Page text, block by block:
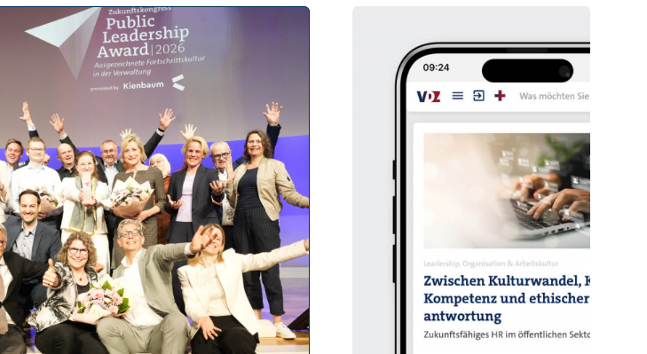
Sozialversicherungssystems.
Im Zentrum stehen die fünf Säulen
der Sozialversicherung und ihre
Transformation im Kontext von
Digitalisierung, demografischem
Wandel, steigenden
Leistungsausgaben und
Fachkräftemangel.
Akteurinnen und Akteure aus
und Wirtschaftsetzen hier
konkrete Impulse, stoßen
Veränderungen an und arbeiten
gemeinsam daran, das System